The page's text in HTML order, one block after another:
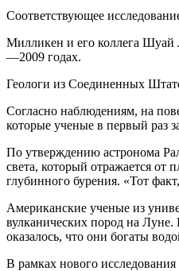
Соответствующее
Милликен и его коллега Шуай
—2009 годах.
Геологи из Соединенных
Согласно наблюдениям, на
которые ученые в первый раз
По утверждению астронома
света, который отражается от
глубинного бурения. «Тот
Американские ученые из
вулканических пород на Луне.
оказалось, что они богаты
В рамках нового